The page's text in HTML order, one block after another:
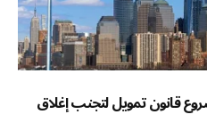
قانون تمويل لتجنب إغلاق